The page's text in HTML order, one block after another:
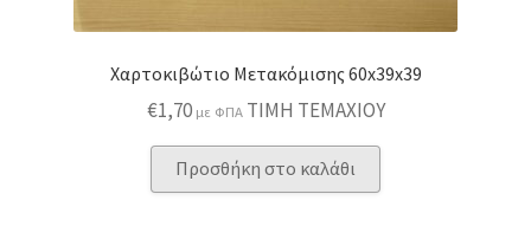
Χαρτοκιβώτιο Μετακόμισης 60x39x39
€1,70 με ΦΠΑ ΤΙΜΗ ΤΕΜΑΧΙΟΥ
Προσθήκη στο καλάθι